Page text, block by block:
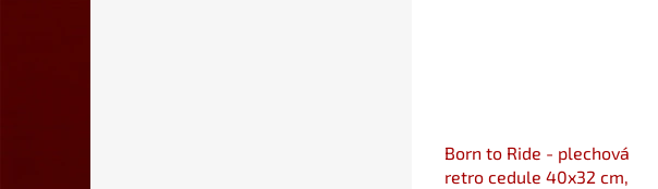
Born to Ride - plechová
retro cedule 40x32 cm,